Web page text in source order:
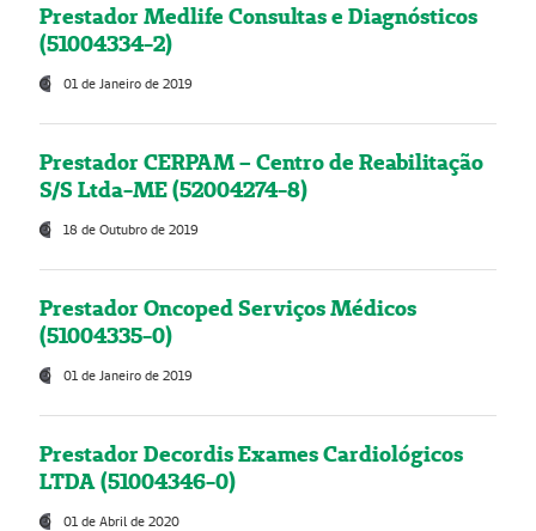
Prestador Medlife Consultas e Diagnósticos
(51004334-2)
01 de Janeiro de 2019
Prestador CERPAM – Centro de Reabilitação
S/S Ltda-ME (52004274-8)
18 de Outubro de 2019
Prestador Oncoped Serviços Médicos
(51004335-0)
01 de Janeiro de 2019
Prestador Decordis Exames Cardiológicos
LTDA (51004346-0)
01 de Abril de 2020